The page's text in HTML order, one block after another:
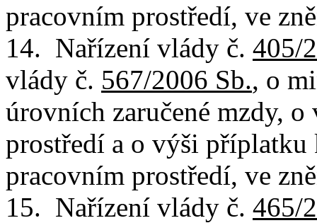
pracovním prostředí, ve
14. Nařízení vlády č. 405/
vlády č. 567/2006 Sb., o
úrovních zaručené mzdy,
prostředí a o výši příplatku
pracovním prostředí, ve
15. Nařízení vlády č. 465/